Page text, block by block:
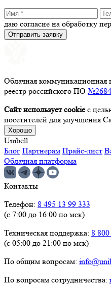
даю согласие на обработку
Отправить заявку
Облачная коммуникационная
реестр российского ПО
Сайт использует cookieс
посетителей для улучшения
Хорошо
Unibell
Блог Партнерам Прайс-лист
Облачная платформа
Контакты
Телефон: 8 495 13 99 333
(с 7:00 до 16:00 по мск)
Техническая поддержка: 8
(с 05:00 до 21:00 по мск)
По общим вопросам:
По вопросам сотрудничества: